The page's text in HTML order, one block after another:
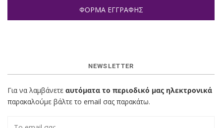
ΦΟΡΜΑ ΕΓΓΡΑΦΗΣ
NEWSLETTER
Για να λαμβάνετε αυτόματα το περιοδικό μας ηλεκτρονικά
παρακαλούμε βάλτε το email σας παρακάτω.